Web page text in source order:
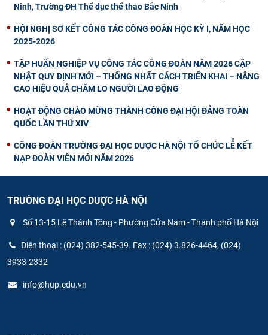
Ninh, Trường ĐH Thể dục thể thao Bắc Ninh
HỘI NGHỊ SƠ KẾT CÔNG TÁC CÔNG ĐOÀN HỌC KỲ I, NĂM HỌC
2025-2026
TẬP HUẤN NGHIỆP VỤ CÔNG TÁC CÔNG ĐOÀN NĂM 2026 CẬP
NHẬT QUY ĐỊNH MỚI – THỐNG NHẤT CÁCH TRIỂN KHAI – NÂNG
CAO HIỆU QUẢ CHĂM LO NGƯỜI LAO ĐỘNG
HOẠT ĐỘNG CHÀO MỪNG THÀNH CÔNG ĐẠI HỘI ĐẢNG TOÀN
QUỐC LẦN THỨ XIV
CÔNG ĐOÀN TRƯỜNG ĐẠI HỌC DƯỢC HÀ NỘI TỔ CHỨC LỄ KẾT
NẠP ĐOÀN VIÊN MỚI NĂM 2026
TRƯỜNG ĐẠI HỌC DƯỢC HÀ NỘI
Số 13-15 Lê Thánh Tông - Phường Cửa Nam - Thành phố Hà Nội
Điện thoại : (024) 382-545-39. Fax : (024) 3.826-4464, (024)
3933-2332
info@hup.edu.vn